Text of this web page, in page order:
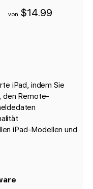
von $14.99
iPad, indem Sie
den Remote-
iPad-Modellen und